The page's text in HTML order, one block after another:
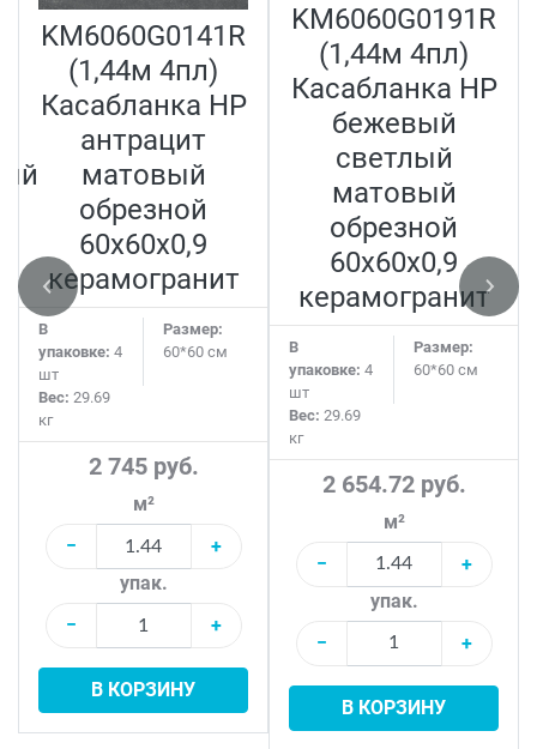
KM6060G0141R
(1,44м 4пл)
Касабланка HP
антрацит
матовый
обрезной
60x60x0,9
керамогранит
В
упаковке: 4
шт
Размер:
60*60 см
Вес: 29.69
кг
2 745 руб.
м²
−
+
упак.
−
+
В КОРЗИНУ
KM6060G0191R
(1,44м 4пл)
Касабланка HP
бежевый
светлый
матовый
обрезной
60x60x0,9
керамогранит
В
упаковке: 4
шт
Размер:
60*60 см
Вес: 29.69
кг
2 654.72 руб.
м²
−
+
упак.
−
+
В КОРЗИНУ